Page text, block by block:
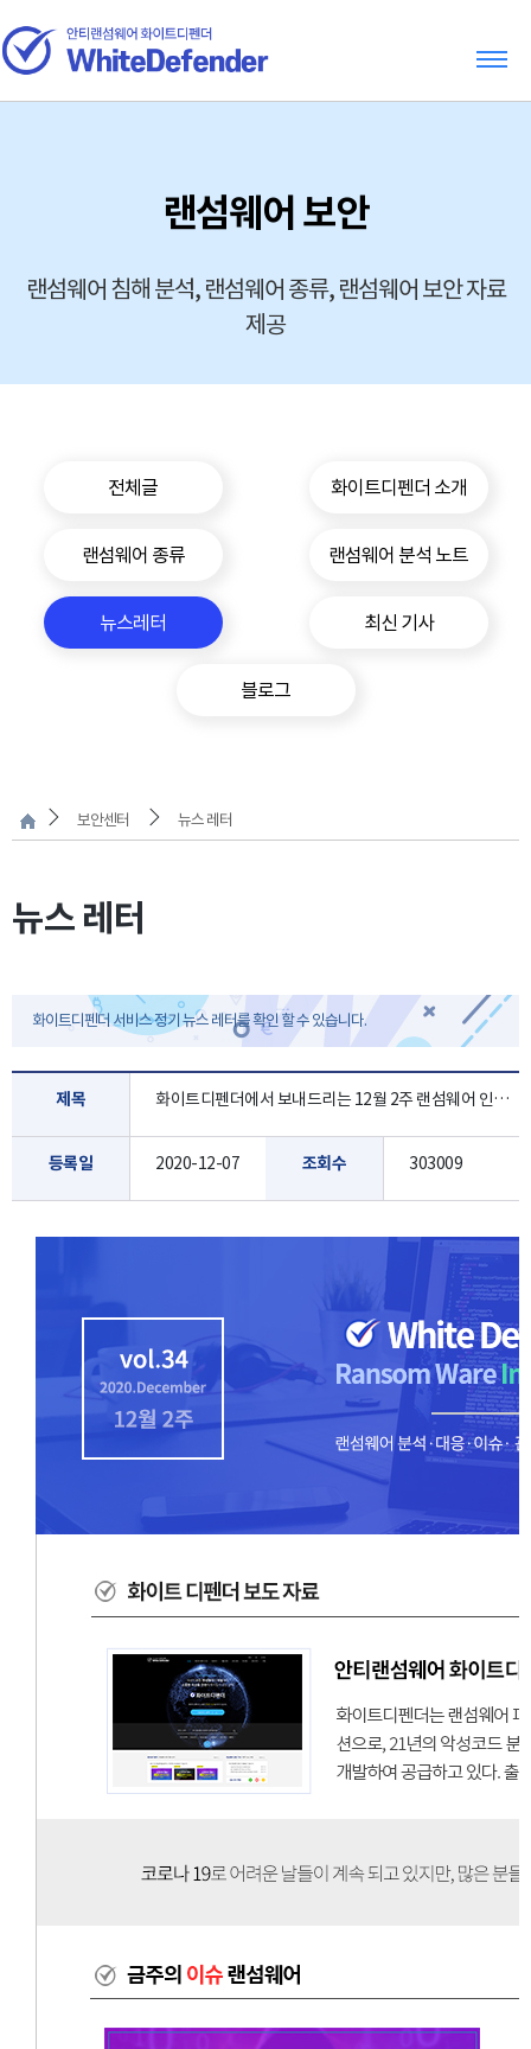
랜섬웨어 보안
랜섬웨어 침해 분석, 랜섬웨어 종류, 랜섬웨어 보안 자료
제공
전체글 화이트디펜더 소개
랜섬웨어 종류 랜섬웨어 분석 노트
뉴스레터 최신 기사
블로그
보안센터 뉴스 레터
뉴스 레터
화이트디펜더 서비스 정기 뉴스 레터를 확인 할 수 있습니다.
제목 화이트디펜더에서 보내드리는 12월 2주 랜섬웨어 인포 레터 입니다.
등록일 2020-12-07 조회수 303009